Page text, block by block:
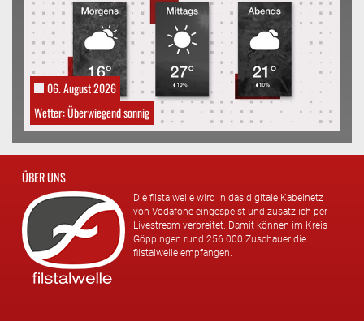
06. August 2026
Wetter: Überwiegend sonnig
ÜBER UNS
Die filstalwelle wird in das digitale Kabelnetz
von Vodafone eingespeist und zusätzlich per
Livestream verbreitet. Damit können im Kreis
Göppingen rund 256.000 Zuschauer die
filstalwelle empfangen.